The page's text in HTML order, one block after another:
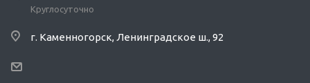
Круглосуточно
г. Каменногорск, Ленинградское ш., 92